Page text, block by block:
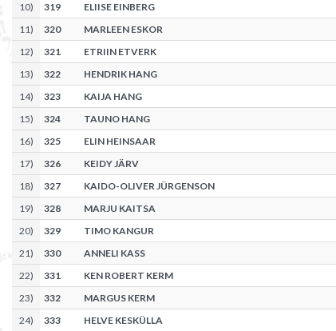
10) 319 ELIISE EINBERG
11) 320 MARLEEN ESKOR
12) 321 ETRIIN ETVERK
13) 322 HENDRIK HANG
14) 323 KAIJA HANG
15) 324 TAUNO HANG
16) 325 ELIN HEINSAAR
17) 326 KEIDY JÄRV
18) 327 KAIDO-OLIVER JÜRGENSON
19) 328 MARJU KAITSA
20) 329 TIMO KANGUR
21) 330 ANNELI KASS
22) 331 KEN ROBERT KERM
23) 332 MARGUS KERM
24) 333 HELVE KESKÜLLA